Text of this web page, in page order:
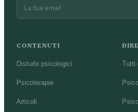
CONTENUTI
Disturbi psicologici
Psicoterapie
Articoli
Tutti